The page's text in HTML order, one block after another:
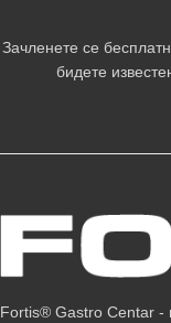
Зачленете се
бидете
Fortis® Gastro Centar -